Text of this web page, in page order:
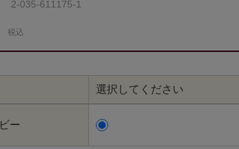
2-035-611175-1
税込
選択してください
ー